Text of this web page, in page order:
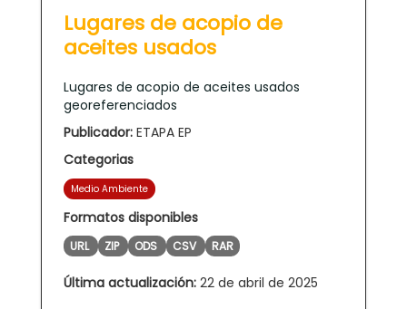
Lugares de acopio de
aceites usados
Lugares de acopio de aceites usados
georeferenciados
Publicador: ETAPA EP
Categorias
Medio Ambiente
Formatos disponibles
URL ZIP ODS CSV RAR
Última actualización: 22 de abril de 2025